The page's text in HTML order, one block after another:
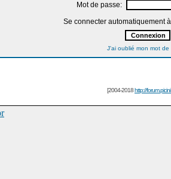
Mot de passe:
Se connecter automatiquement
J'ai oublié mon mot de
[2004-2018http://